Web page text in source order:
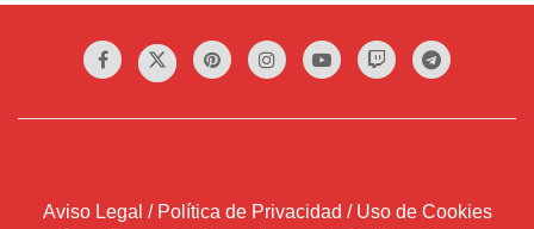
Aviso Legal / Política de Privacidad / Uso de Cookies